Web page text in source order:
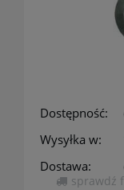
Dostępność:
Wysyłka w:
Dostawa:
Cena niesprawdź